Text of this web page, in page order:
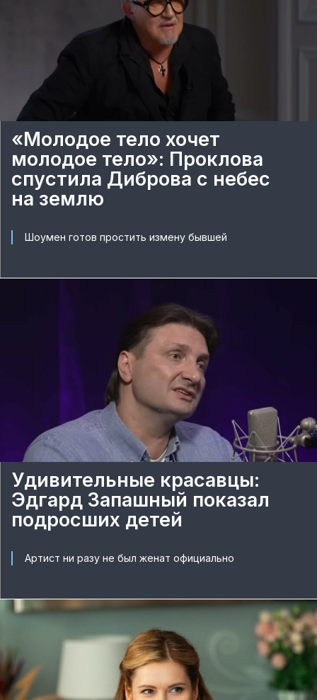
«Молодое тело хочет
молодое тело»: Проклова
спустила Диброва с небес
на землю
Шоумен готов простить измену бывшей
Удивительные красавцы:
Эдгард Запашный показал
подросших детей
Артист ни разу не был женат официально